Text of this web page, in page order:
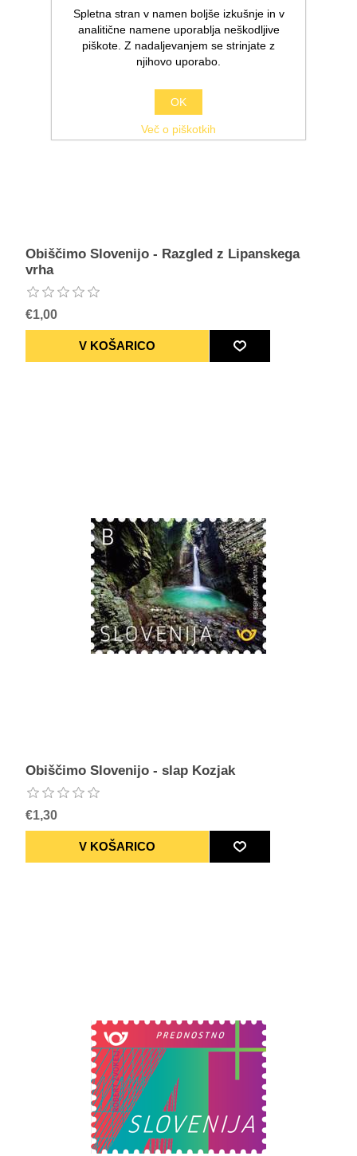
Obiščimo Slovenijo - Razgled z Lipanskega
vrha
€1,00
Obiščimo Slovenijo - slap Kozjak
€1,30
Spletna stran v namen boljše izkušnje in v
analitične namene uporablja neškodljive
piškote. Z nadaljevanjem se strinjate z
njihovo uporabo.
OK
Več o piškotkih